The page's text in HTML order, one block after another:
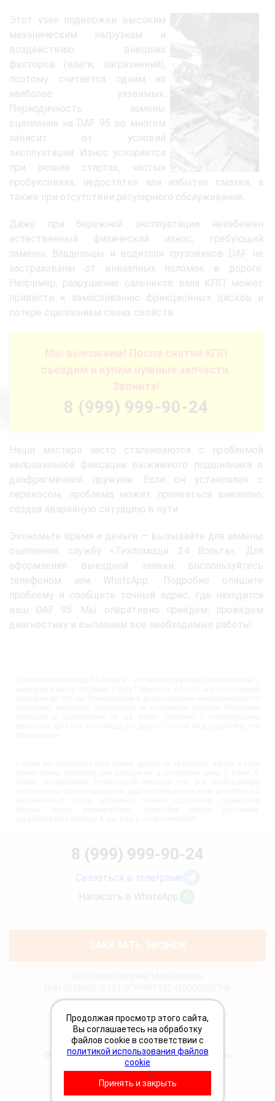
Этот узел подвержен высоким
механическим нагрузкам и
воздействию внешних
факторов (влаги, загрязнений),
поэтому считается одним из
наиболее уязвимых.
Периодичность замены
сцепления на DAF 95 во многом
зависит от условий
эксплуатации. Износ ускоряется
при резких стартах, частых
пробуксовках, недостатке или избытке смазки, а
также при отсутствии регулярного обслуживания.
Даже при бережной эксплуатации неизбежен
естественный физический износ, требующий
замены. Владельцы и водители грузовиков DAF не
застрахованы от внезапных поломок в дороге.
Например, разрушение сальников вала КПП может
привести к замасливанию фрикционных дисков и
потере сцеплением своих свойств.
Мы выезжаем! После снятия КПП
съездим и купим нужные запчасти.
Звоните!
8 (999) 999-90-24
Наши мастера часто сталкиваются с проблемой
неправильной фиксации выжимного подшипника в
диафрагменной пружине. Если он установлен с
перекосом, проблема может проявиться внезапно,
создав аварийную ситуацию в пути.
Экономьте время и деньги — вызывайте для замены
сцепления службу «Техпомощи 24 Вольта». Для
оформления выездной заявки воспользуйтесь
телефоном или WhatsApp. Подробно опишите
проблему и сообщите точный адрес, где находится
ваш DAF 95. Мы оперативно приедем, проведем
диагностику и выполним все необходимые работы.
Политика Cookies
Пользовательское соглашение
© 2026 «Грузовая техпомощь 24 Вольта»
8 (999) 999-90-24
Связаться в телеграме
Написать в WhatsApp
ЗАКАЗАТЬ ЗВОНОК
Продолжая просмотр этого сайта,
Вы соглашаетесь на обработку
файлов cookie в соответствии с
политикой использования файлов
cookie
Принять и закрыть